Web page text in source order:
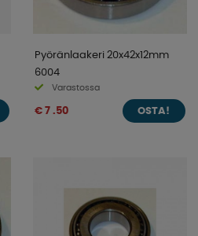
Pyöränlaakeri 20x42x12mm
6004
Varastossa
€ 7 .50 OSTA!